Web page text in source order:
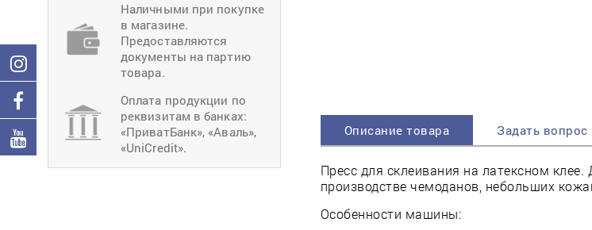
Наличными при покупке
в магазине.
Предоставляются
документы на партию
товара.
Оплата продукции по
реквизитам в банках:
«ПриватБанк», «Аваль»,
«UniCredit».
Описание товара Задать вопрос
Пресс для склеивания на латексном
производстве чемоданов, небольших
Особенности машины: